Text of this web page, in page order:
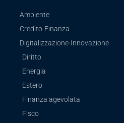
Ambiente
Credito-Finanza
Digitalizzazione-Innovazione
Diritto
Energia
Estero
Finanza agevolata
Fisco